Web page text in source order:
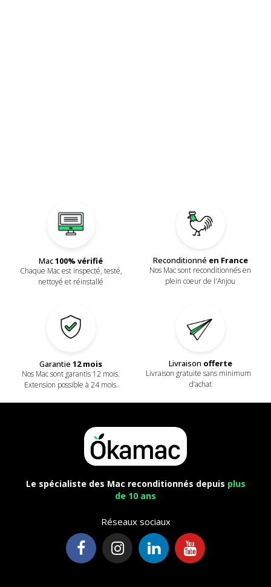
Mac100% vérifié
Chaque Mac est inspecté, testé,
nettoyé et réinstallé
Reconditionné en France
Nos Mac sont reconditionnés en
plein coeur de l'Anjou
Garantie 12 mois
Nos Mac sont garantis 12 mois.
Extension possible à 24 mois.
Livraison offerte
Livraison gratuite sans minimum
d’achat
Le spécialiste des Mac reconditionnés depuis plus
de 10 ans
Réseaux sociaux